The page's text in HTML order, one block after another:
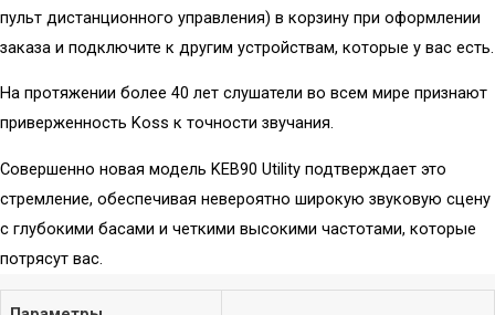
Микрофоны для
блогеров
Микрофоны для
компьютера
Вокальные
Инструментальные
Накамерные
Петличные/с
оголовьем
пульт дистанционного управления) в корзину при оформлении
заказа и подключите к другим устройствам, которые у вас есть.
На протяжении более 40 лет слушатели во всем мире признают
приверженность Koss к точности звучания.
Совершенно новая модель KEB90 Utility подтверждает это
стремление, обеспечивая невероятно широкую звуковую сцену
с глубокими басами и четкими высокими частотами, которые
потрясут вас.